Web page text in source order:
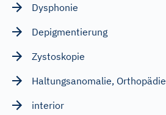
Dysphonie
Depigmentierung
Zystoskopie
Haltungsanomalie, Orthopädie
interior